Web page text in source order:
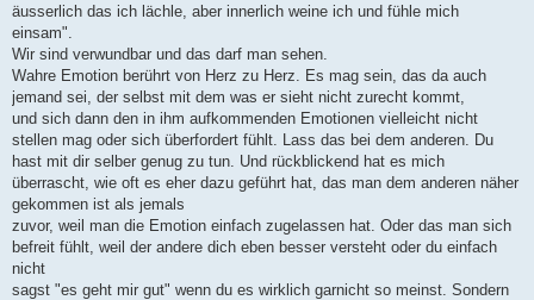
äusserlich das ich lächle, aber innerlich weine ich und fühle mich
einsam".
Wir sind verwundbar und das darf man sehen.
Wahre Emotion berührt von Herz zu Herz. Es mag sein, das da auch
jemand sei, der selbst mit dem was er sieht nicht zurecht kommt,
und sich dann den in ihm aufkommenden Emotionen vielleicht nicht
stellen mag oder sich überfordert fühlt. Lass das bei dem anderen. Du
hast mit dir selber genug zu tun. Und rückblickend hat es mich
überrascht, wie oft es eher dazu geführt hat, das man dem anderen näher
gekommen ist als jemals
zuvor, weil man die Emotion einfach zugelassen hat. Oder das man sich
befreit fühlt, weil der andere dich eben besser versteht oder du einfach
nicht
sagst "es geht mir gut" wenn du es wirklich garnicht so meinst. Sondern